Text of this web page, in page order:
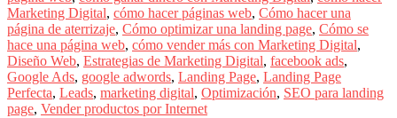
|
Una
mirada
estratégica
y
versátil
del
Marketing Digital, cómo hacer páginas web, Cómo hacer una
página de aterrizaje, Cómo optimizar una landing page, Cómo se
hace una página web, cómo vender más con Marketing Digital,
Diseño Web, Estrategias de Marketing Digital, facebook ads,
Google Ads, google adwords, Landing Page, Landing Page
Perfecta, Leads, marketing digital, Optimización, SEO para landing
page, Vender productos por Internet